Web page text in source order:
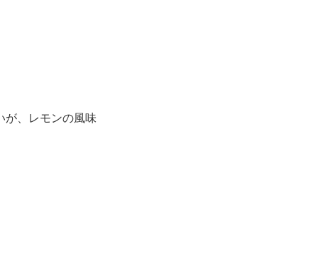
が、レモンの風味